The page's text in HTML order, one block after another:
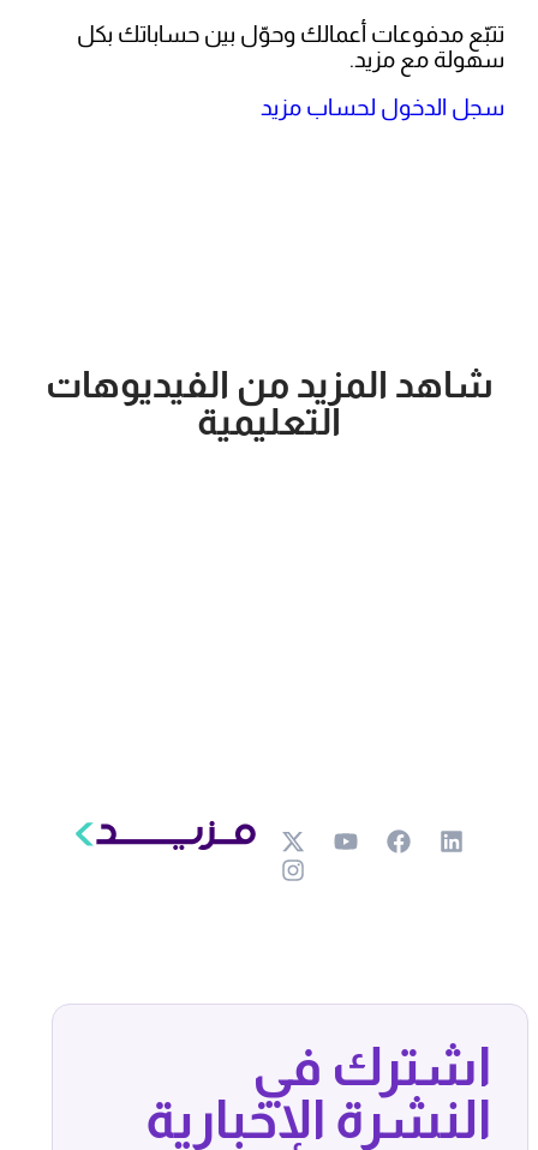
تتبّع مدفوعات أعمالك وحوّل بين حساباتك بكل
سهولة مع مزيد.
سجل الدخول لحساب مزيد
شاهد المزيد من الفيديوهات
التعليمية
اشترك في
النشرة الإخبارية